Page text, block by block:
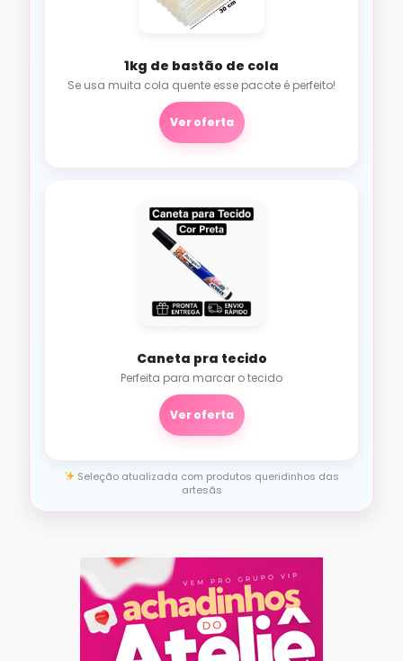
1kg de bastão de cola
Se usa muita cola quente esse pacote é perfeito!
Ver oferta
Caneta pra tecido
Perfeita para marcar o tecido
Ver oferta
Seleção atualizada com produtos queridinhos das
artesãs